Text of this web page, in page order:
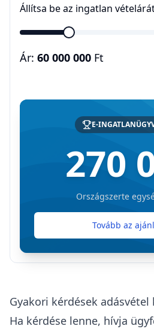
Állítsa be az ingatlan
Ár: 60 000 000 Ft
E-
270
Országszerte
Tovább az
Gyakori kérdések adásvétel
Ha kérdése lenne, hívja